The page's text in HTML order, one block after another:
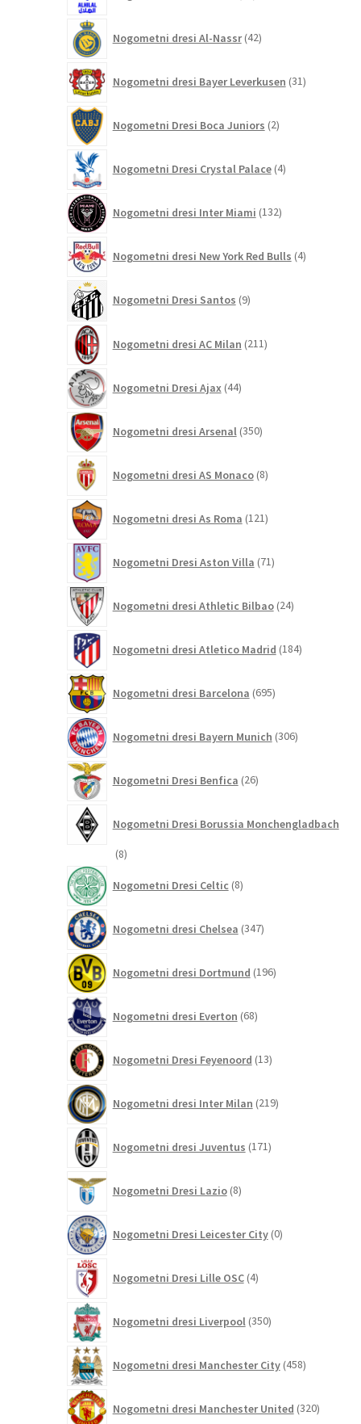
Nogometni dresi Al-Nassr 42izdelkov
Nogometni dresi Bayer Leverkusen 31izdelkov
Nogometni Dresi Boca Juniors 2izdelka
Nogometni Dresi Crystal Palace 4izdelki
Nogometni dresi Inter Miami 132izdelkov
Nogometni dresi New York Red Bulls 4izdelki
Nogometni Dresi Santos 9izdelkov
Nogometni dresi AC Milan 211izdelkov
Nogometni Dresi Ajax 44izdelkov
Nogometni dresi Arsenal 350izdelkov
Nogometni dresi AS Monaco 8izdelkov
Nogometni dresi As Roma 121izdelkov
Nogometni Dresi Aston Villa 71izdelkov
Nogometni dresi Athletic Bilbao 24izdelkov
Nogometni dresi Atletico Madrid 184izdelkov
Nogometni dresi Barcelona 695izdelkov
Nogometni dresi Bayern Munich 306izdelkov
Nogometni Dresi Benfica 26izdelkov
Nogometni Dresi Borussia Monchengladbach
88
Nogometni Dresi Celtic 8izdelkov
Nogometni dresi Chelsea 347izdelkov
Nogometni dresi Dortmund 196izdelkov
Nogometni dresi Everton 68izdelkov
Nogometni Dresi Feyenoord 13izdelkov
Nogometni dresi Inter Milan 219izdelkov
Nogometni dresi Juventus 171izdelkov
Nogometni Dresi Lazio 8izdelkov
Nogometni Dresi Leicester City 0izdelkov
Nogometni Dresi Lille OSC 4izdelki
Nogometni dresi Liverpool 350izdelkov
Nogometni dresi Manchester City 458izdelkov
Nogometni dresi Manchester United 320izdelkov